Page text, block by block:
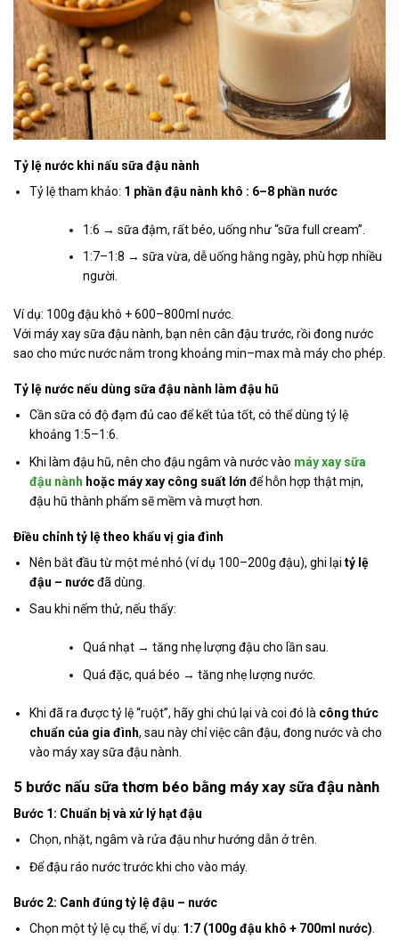
Tỷ lệ nước khi nấu sữa đậu nành
Tỷ lệ tham khảo: 1 phần đậu nành khô : 6–8 phần nước
1:6 → sữa đậm, rất béo, uống như “sữa full cream”.
1:7–1:8 → sữa vừa, dễ uống hằng ngày, phù hợp nhiều
người.
Ví dụ: 100g đậu khô + 600–800ml nước.
Với máy xay sữa đậu nành, bạn nên cân đậu trước, rồi đong nước
sao cho mức nước nằm trong khoảng min–max mà máy cho phép.
Tỷ lệ nước nếu dùng sữa đậu nành làm đậu hũ
Cần sữa có độ đạm đủ cao để kết tủa tốt, có thể dùng tỷ lệ
khoảng 1:5–1:6.
Khi làm đậu hũ, nên cho đậu ngâm và nước vào máy xay sữa
đậu nành hoặc máy xay công suất lớn để hỗn hợp thật mịn,
đậu hũ thành phẩm sẽ mềm và mượt hơn.
Điều chỉnh tỷ lệ theo khẩu vị gia đình
Nên bắt đầu từ một mẻ nhỏ (ví dụ 100–200g đậu), ghi lạitỷ lệ
đậu – nướcđã dùng.
Sau khi nếm thử, nếu thấy:
Quá nhạt → tăng nhẹ lượng đậu cho lần sau.
Quá đặc, quá béo → tăng nhẹ lượng nước.
Khi đã ra được tỷ lệ “ruột”, hãy ghi chú lại và coi đó là công thức
chuẩn của gia đình, sau này chỉ việc cân đậu, đong nước và cho
vào máy xay sữa đậu nành.
5 bước nấu sữa thơm béo bằng máy xay sữa đậu nành
Bước 1: Chuẩn bị và xử lý hạt đậu
Chọn, nhặt, ngâm và rửa đậu như hướng dẫn ở trên.
Để đậu ráo nước trước khi cho vào máy.
Bước 2: Canh đúng tỷ lệ đậu – nước
Chọn một tỷ lệ cụ thể, ví dụ: 1:7 (100g đậu khô + 700ml nước)